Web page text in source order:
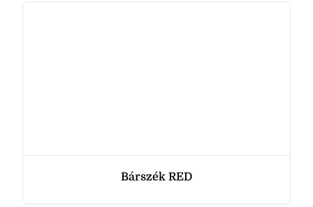
Bárszék RED